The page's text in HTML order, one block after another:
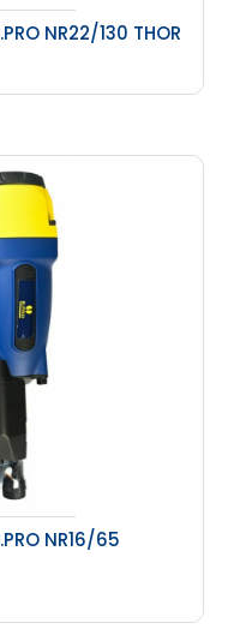
NR22/130 THOR
NR16/65